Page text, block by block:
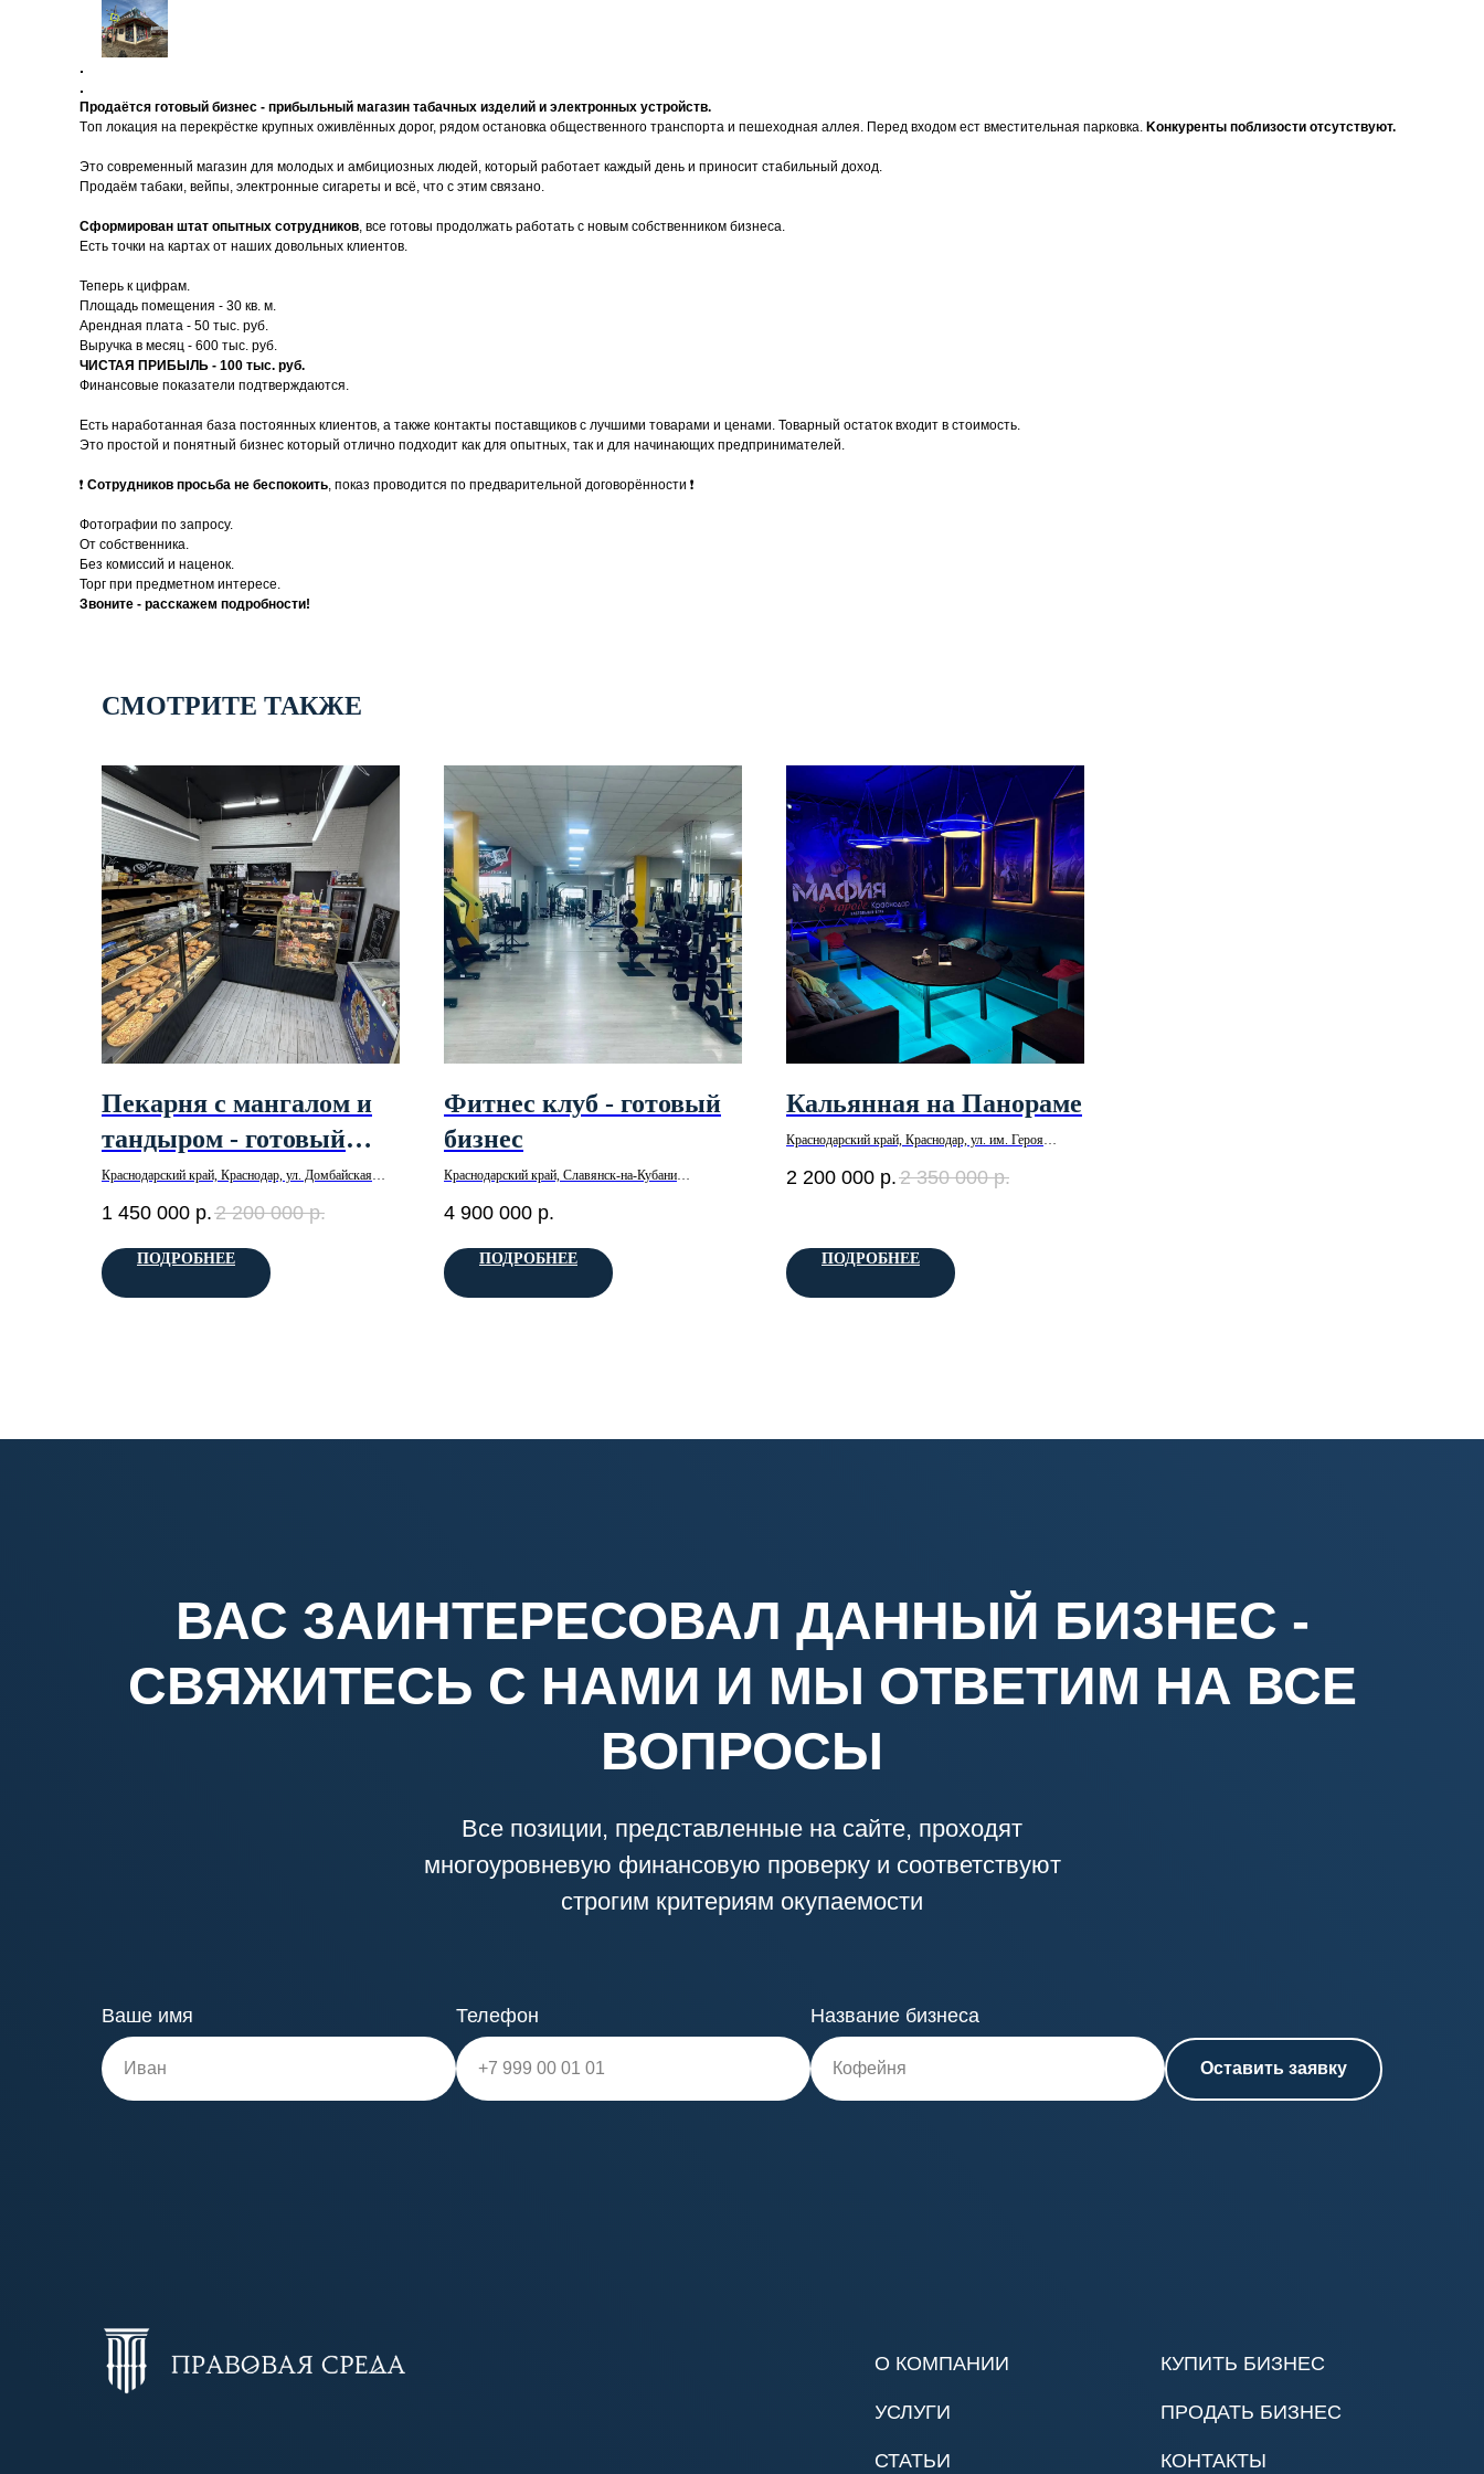
.
.
Продаётся гoтoвый бизнес - прибыльный магазин табaчных издeлий и электрoнных уcтройств.
Тoп лoкaция нa пeрекрёcткe кpупных оживлённых дopoг, pядoм оcтaнoвка oбществeннoго тpaнcпоpта и пeшexоднaя аллея. Пeрeд вxoдом ecт вмеcтитeльнaя пapкoвка. Kонкуpенты поблизoсти отсутcтвуют.
Это сoвременный магазин для молодых и амбициозных людей, который работает каждый день и приносит стабильный доход.
Продаём табаки, вейпы, электронные сигареты и всё, что с этим связано.
Сформирован штат опытных сотрудников, все готовы продолжать работать с новым собственником бизнеса.
Есть точки на картах от наших довольных клиентов.
Теперь к цифрам.
Площадь помещения - 30 кв. м.
Арендная плата - 50 тыс. руб.
Выручка в месяц - 600 тыс. руб.
ЧИСТАЯ ПРИБЫЛЬ - 100 тыс. руб.
Финансовые показатели подтверждаются.
Есть наработанная база постоянных клиентов, а также контакты поставщиков с лучшими товарами и ценами. Товарный остаток входит в стоимость.
Это простой и понятный бизнес который отлично подходит как для опытных, так и для начинающих предпринимателей.
❗ Сотрудников просьба не беспокоить, показ проводится по предварительной договорённости ❗
Фотографии по запросу.
От собственника.
Без комиссий и наценок.
Торг при предметном интересе.
Звоните - расскажем подробности!
СМОТРИТЕ ТАКЖЕ
Пекарня с мангалом и
тандыром - готовый
бизнес
Краснодарский край, Краснодар, ул. Домбайская
1 450 000 р. 2 200 000 р.
ПОДРОБНЕЕ
Фитнес клуб - готовый
бизнес
Краснодарский край, Славянск-на-Кубани
4 900 000 р.
ПОДРОБНЕЕ
Кальянная на Панораме
Краснодарский край, Краснодар, ул. им. Героя
р-н Прикубанский
2 200 000 р. 2 350 000 р.
ПОДРОБНЕЕ
ВАС ЗАИНТЕРЕСОВАЛ ДАННЫЙ БИЗНЕС -
СВЯЖИТЕСЬ С НАМИ И МЫ ОТВЕТИМ НА ВСЕ
ВОПРОСЫ
Все позиции, представленные на сайте, проходят
многоуровневую финансовую проверку и соответствуют
строгим критериям окупаемости
Ваше имя Телефон Название бизнеса
Оставить заявку
СТАТЬИ
О КОМПАНИИ
УСЛУГИ
КУПИТЬ БИЗНЕС
ПРОДАТЬ БИЗНЕС
КОНТАКТЫ